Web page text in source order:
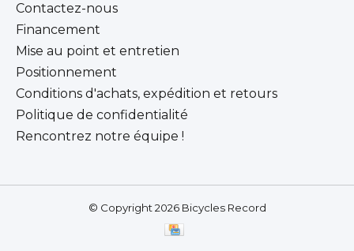
Contactez-nous
Financement
Mise au point et entretien
Positionnement
Conditions d'achats, expédition et retours
Politique de confidentialité
Rencontrez notre équipe !
© Copyright 2026 Bicycles Record